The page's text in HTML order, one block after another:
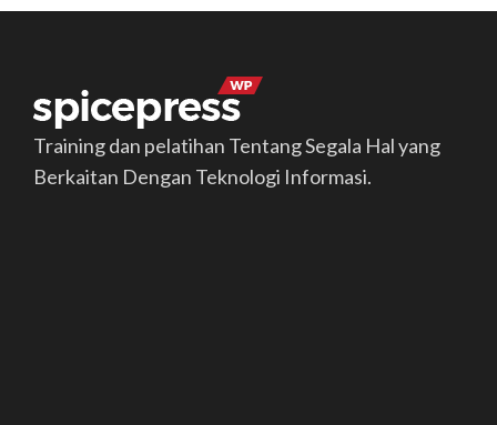
Training dan pelatihan Tentang Segala Hal yang
Berkaitan Dengan Teknologi Informasi.